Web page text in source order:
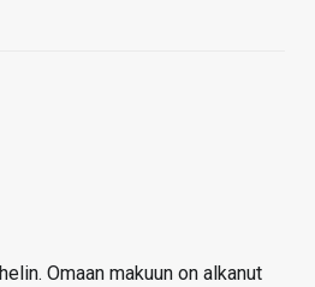
Omaan makuun on alkanut